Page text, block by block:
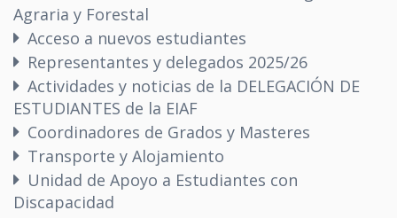
Agraria y Forestal
Acceso a nuevos estudiantes
Representantes y delegados 2025/26
Actividades y noticias de la DELEGACIÓN DE
ESTUDIANTES de la EIAF
Coordinadores de Grados y Masteres
Transporte y Alojamiento
Unidad de Apoyo a Estudiantes con
Discapacidad